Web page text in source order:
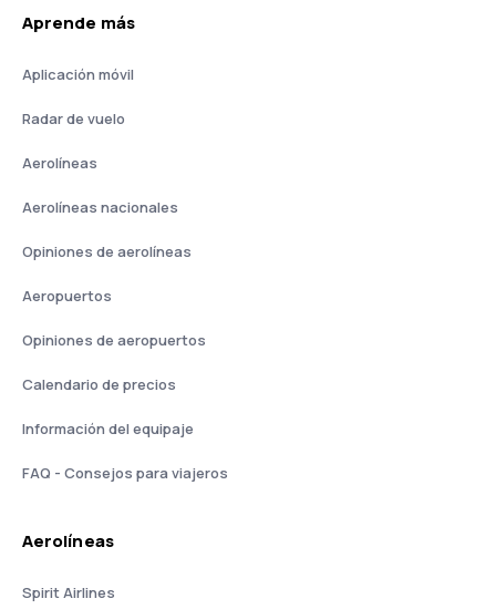
Aprende más
Aplicación móvil
Radar de vuelo
Aerolíneas
Aerolíneas nacionales
Opiniones de aerolíneas
Aeropuertos
Opiniones de aeropuertos
Calendario de precios
Información del equipaje
FAQ - Consejos para viajeros
Aerolíneas
Spirit Airlines